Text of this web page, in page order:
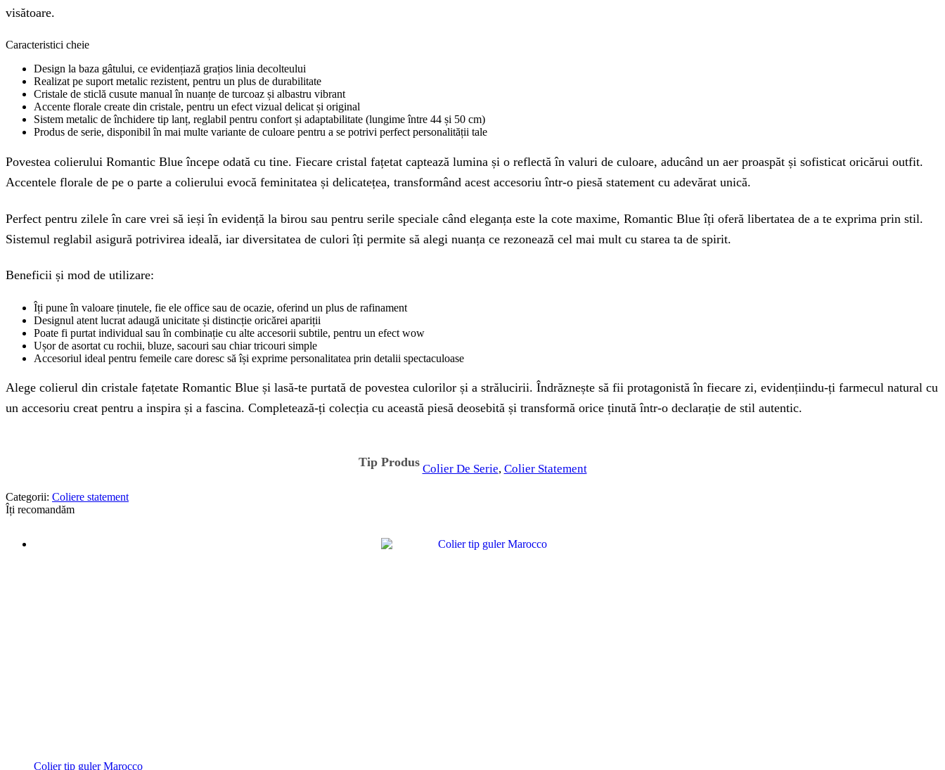
visătoare.
Caracteristici cheie
Design la baza gâtului, ce evidențiază grațios linia decolteului
Realizat pe suport metalic rezistent, pentru un plus de durabilitate
Cristale de sticlă cusute manual în nuanțe de turcoaz și albastru vibrant
Accente florale create din cristale, pentru un efect vizual delicat și original
Sistem metalic de închidere tip lanț, reglabil pentru confort și adaptabilitate (lungime între 44 și 50 cm)
Produs de serie, disponibil în mai multe variante de culoare pentru a se potrivi perfect personalității tale
Povestea colierului Romantic Blue începe odată cu tine. Fiecare cristal fațetat captează lumina și o reflectă în valuri de culoare, aducând un aer proaspăt și sofisticat oricărui outfit.
Accentele florale de pe o parte a colierului evocă feminitatea și delicatețea, transformând acest accesoriu într-o piesă statement cu adevărat unică.
Perfect pentru zilele în care vrei să ieși în evidență la birou sau pentru serile speciale când eleganța este la cote maxime, Romantic Blue îți oferă libertatea de a te exprima prin stil.
Sistemul reglabil asigură potrivirea ideală, iar diversitatea de culori îți permite să alegi nuanța ce rezonează cel mai mult cu starea ta de spirit.
Beneficii și mod de utilizare:
Îți pune în valoare ținutele, fie ele office sau de ocazie, oferind un plus de rafinament
Designul atent lucrat adaugă unicitate și distincție oricărei apariții
Poate fi purtat individual sau în combinație cu alte accesorii subtile, pentru un efect wow
Ușor de asortat cu rochii, bluze, sacouri sau chiar tricouri simple
Accesoriul ideal pentru femeile care doresc să își exprime personalitatea prin detalii spectaculoase
Alege colierul din cristale fațetate Romantic Blue și lasă-te purtată de povestea culorilor și a strălucirii. Îndrăznește să fii protagonistă în fiecare zi, evidențiindu-ți farmecul natural cu
un accesoriu creat pentru a inspira și a fascina. Completează-ți colecția cu această piesă deosebită și transformă orice ținută într-o declarație de stil autentic.
Tip Produs Colier De Serie, Colier Statement
Categorii: Coliere statement
Îți recomandăm
Colier tip guler Marocco